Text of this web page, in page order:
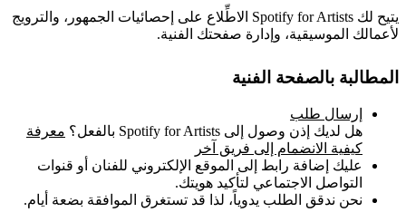
يتيح لك Spotify for Artists الاطِّلاع على إحصائيات الجمهور، والترويج
لأعمالك الموسيقية، وإدارة صفحتك الفنية.
المطالبة بالصفحة الفنية
إرسال طلب
هل لديك إذن وصول إلى Spotify for Artists بالفعل؟
معرفة
كيفية الانضمام إلى فريق آخر
عليك إضافة رابط إلى الموقع الإلكتروني للفنان أو قنوات
التواصل الاجتماعي لتأكيد هويتك.
نحن ندقق الطلب يدوياً، لذا قد تستغرق الموافقة بضعة أيام.